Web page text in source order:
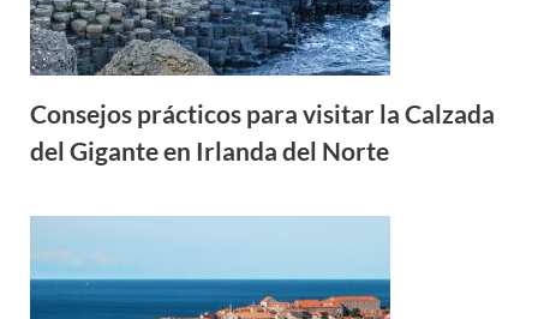
Consejos prácticos para visitar la Calzada
del Gigante en Irlanda del Norte